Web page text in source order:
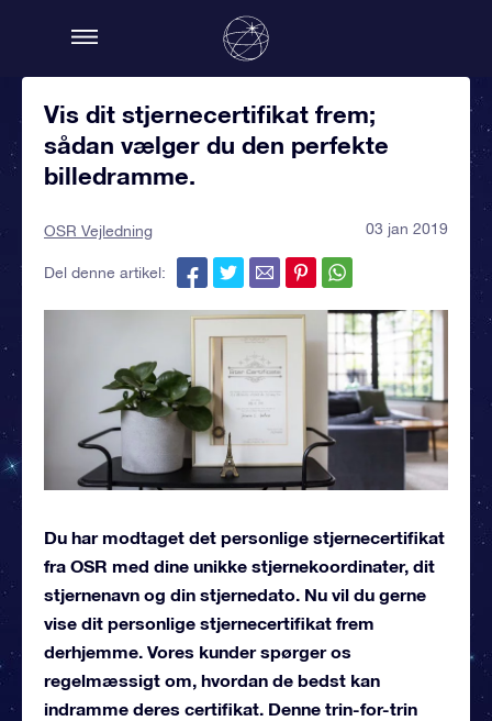
Vis dit stjernecertifikat frem;
sådan vælger du den perfekte
billedramme.
OSR Vejledning 03 jan 2019
Del denne artikel:
Du har modtaget det personlige stjernecertifikat
fra OSR med dine unikke stjernekoordinater, dit
stjernenavn og din stjernedato. Nu vil du gerne
vise dit personlige stjernecertifikat frem
derhjemme. Vores kunder spørger os
regelmæssigt om, hvordan de bedst kan
indramme deres certifikat. Denne trin-for-trin